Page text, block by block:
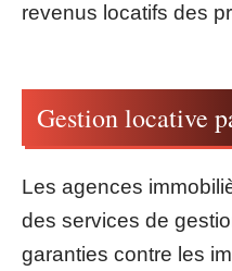
revenus locatifs des
Gestion locative
Les agences
des services de
garanties contre les